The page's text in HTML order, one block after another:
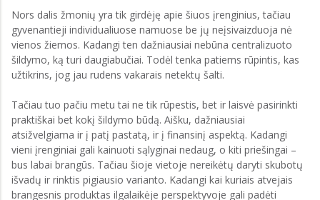
Nors dalis žmonių yra tik girdėję apie šiuos įrenginius, tačiau
gyvenantieji individualiuose namuose be jų neįsivaizduoja nė
vienos žiemos. Kadangi ten dažniausiai nebūna centralizuoto
šildymo, ką turi daugiabučiai. Todėl tenka patiems rūpintis, kas
užtikrins, jog jau rudens vakarais netektų šalti.
Tačiau tuo pačiu metu tai ne tik rūpestis, bet ir laisvė pasirinkti
praktiškai bet kokį šildymo būdą. Aišku, dažniausiai
atsižvelgiama ir į patį pastatą, ir į finansinį aspektą. Kadangi
vieni įrenginiai gali kainuoti sąlyginai nedaug, o kiti priešingai –
bus labai brangūs. Tačiau šioje vietoje nereikėtų daryti skubotų
išvadų ir rinktis pigiausio varianto. Kadangi kai kuriais atvejais
brangesnis produktas ilgalaikėje perspektyvoje gali padėti